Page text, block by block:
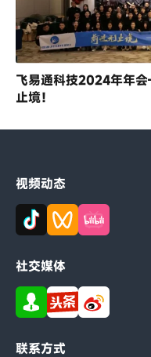
飞易通科技2024年年
止境！
视频动态
社交媒体
联系方式